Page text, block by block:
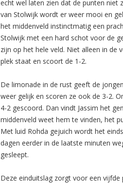
echt wel laten zien dat de punten niet
van Stolwijk wordt er weer mooi en
het middenveld instinctmatig een
Stolwijk met een hard schot voor de
zijn op het hele veld. Niet alleen in de
plek staat en scoort de 1-2.
De limonade in de rust geeft de
weer gelijk en scoren ze ook de 3-2.
4-2 gescoord. Dan vindt Jassim het
middenveld weet hem te vinden, het
Met luid Rohda gejuich wordt het
dagen eerder in de laatste minuten
gesleept.
Deze einduitslag zorgt voor een